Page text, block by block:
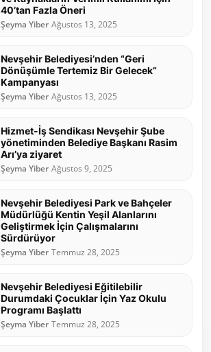
40’tan Fazla Öneri
Şeyma Yiber Ağustos 13, 2025
Nevşehir Belediyesi’nden “Geri
Dönüşümle Tertemiz Bir Gelecek”
Kampanyası
Şeyma Yiber Ağustos 13, 2025
Hizmet-İş Sendikası Nevşehir Şube
yönetiminden Belediye Başkanı Rasim
Arı’ya ziyaret
Şeyma Yiber Ağustos 9, 2025
Nevşehir Belediyesi Park ve Bahçeler
Müdürlüğü Kentin Yeşil Alanlarını
Geliştirmek İçin Çalışmalarını
Sürdürüyor
Şeyma Yiber Temmuz 28, 2025
Nevşehir Belediyesi Eğitilebilir
Durumdaki Çocuklar İçin Yaz Okulu
Programı Başlattı
Şeyma Yiber Temmuz 28, 2025